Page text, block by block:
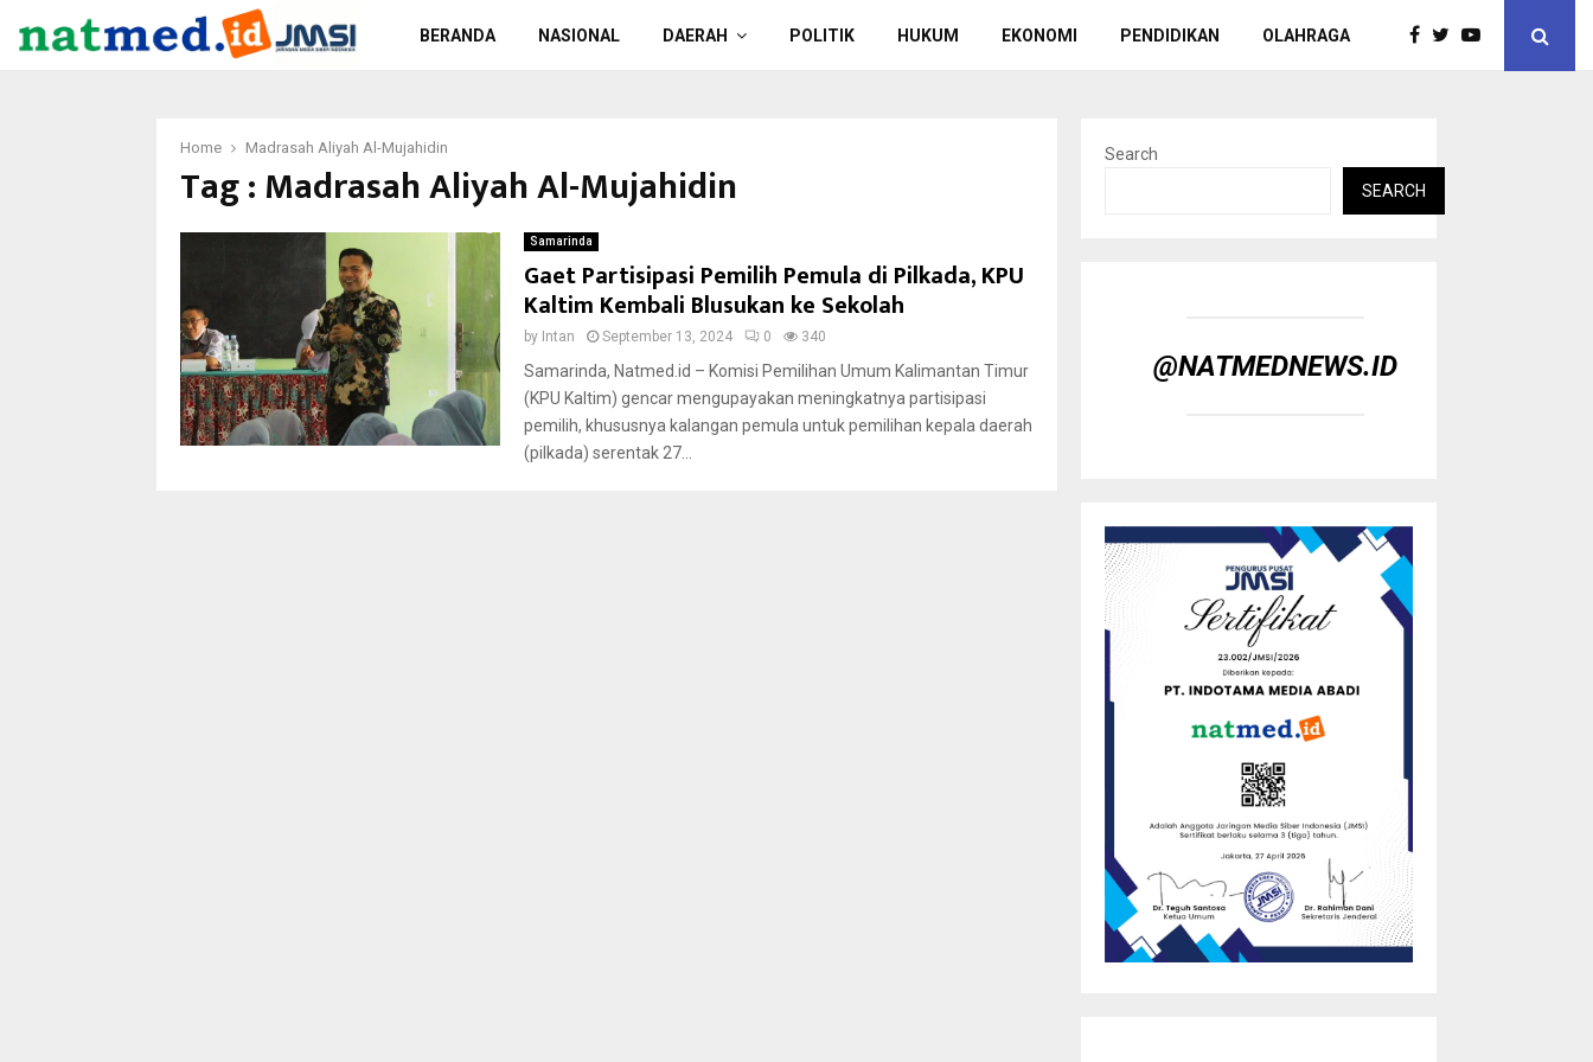
BERANDA NASIONAL DAERAH POLITIK HUKUM EKONOMI PENDIDIKAN OLAHRAGA
Home Madrasah Aliyah Al-Mujahidin
Tag : Madrasah Aliyah Al-Mujahidin
Samarinda
Gaet Partisipasi Pemilih Pemula di Pilkada, KPU
Kaltim Kembali Blusukan ke Sekolah
by Intan September 13, 2024 0 340
Samarinda, Natmed.id – Komisi Pemilihan Umum Kalimantan Timur
(KPU Kaltim) gencar mengupayakan meningkatnya partisipasi
pemilih, khususnya kalangan pemula untuk pemilihan kepala daerah
(pilkada) serentak 27...
Search
SEARCH
@NATMEDNEWS.ID